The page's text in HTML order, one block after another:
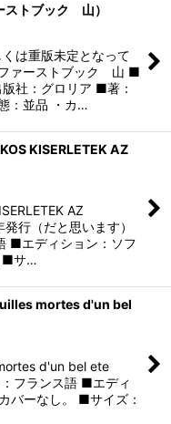
ストブック 山）
は重版未定となって
ァーストブック 山 ■
社：グロリア ■著：
：並品 ・カ…
KISERLETEK AZ
AZ
行（だと思います）
■エディション：ソフ
■サ…
mortes d'un bel
d'un bel ete
フランス語 ■エディ
バーなし。 ■サイズ：